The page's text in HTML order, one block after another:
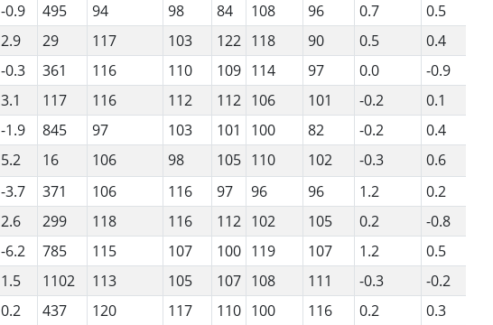
-0.9 495 94 98 84 108 96 0.7 0.5
2.9 29 117 103 122 118 90 0.5 0.4
-0.3 361 116 110 109 114 97 0.0 -0.9
3.1 117 116 112 112 106 101 -0.2 0.1
-1.9 845 97 103 101 100 82 -0.2 0.4
5.2 16 106 98 105 110 102 -0.3 0.6
-3.7 371 106 116 97 96 96 1.2 0.2
2.6 299 118 116 112 102 105 0.2 -0.8
-6.2 785 115 107 100 119 107 1.2 0.5
1.5 1102 113 105 107 108 111 -0.3 -0.2
0.2 437 120 117 110 100 116 0.2 0.3